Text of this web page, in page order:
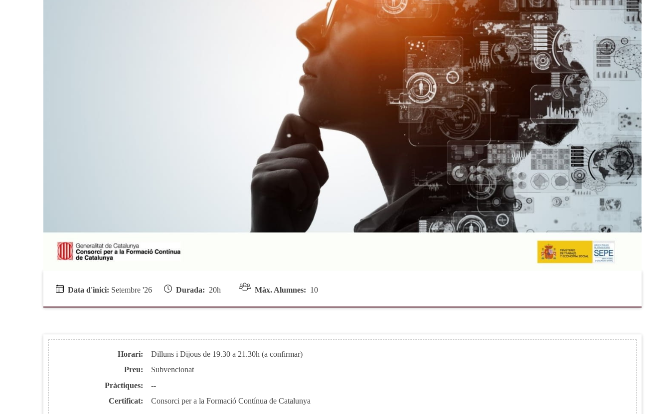
Data d'inici: Setembre '26 Durada: 20h Màx. Alumnes: 10
Horari:
Dilluns i Dijous de 19.30 a 21.30h (a confirmar)
Preu:
Subvencionat
Pràctiques:
--
Certificat:
Consorci per a la Formació Contínua de Catalunya